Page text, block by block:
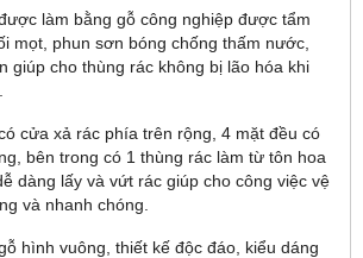
làm bằng gỗ công nghiệp được tẩm
mọt, phun sơn bóng chống thấm nước,
giúp cho thùng rác không bị lão hóa khi
cửa xả rác phía trên rộng, 4 mặt đều có
bên trong có 1 thùng rác làm từ tôn hoa
dàng lấy và vứt rác giúp cho công việc vệ
và nhanh chóng.
hình vuông, thiết kế độc đáo, kiểu dáng